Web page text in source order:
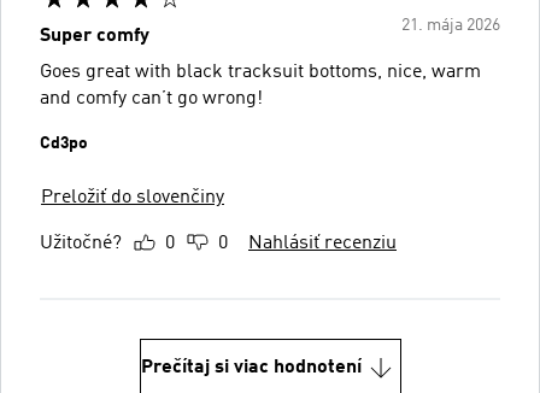
21. mája 2026
Super comfy
Goes great with black tracksuit bottoms, nice, warm
and comfy can’t go wrong!
Cd3po
Preložiť do slovenčiny
Užitočné? 0 0 Nahlásiť recenziu
Prečítaj si viac hodnotení